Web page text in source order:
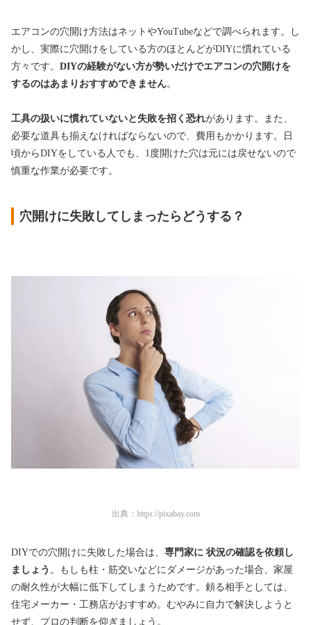
エアコンの穴開け方法はネットやYouTubeなどで調べられます。し
かし、実際に穴開けをしている方のほとんどがDIYに慣れている
方々です。 DIYの経験がない方が勢いだけでエアコンの穴開けを
するのはあまりおすすめできません。
工具の扱いに慣れていないと失敗を招く恐れがあります。また、
必要な道具も揃えなければならないので、費用もかかります。日
頃からDIYをしている人でも、1度開けた穴は元には戻せないので
慎重な作業が必要です。
穴開けに失敗してしまったらどうする？
出典： https://pixabay.com
DIYでの穴開けに失敗した場合は、 専門家に 状況の確認を依頼し
ましょう 。もしも柱・筋交いなどにダメージがあった場合、家屋
の耐久性が大幅に低下してしまうためです。頼る相手としては、
住宅メーカー・工務店がおすすめ。むやみに自力で解決しようと
せず、プロの判断を仰ぎましょう。